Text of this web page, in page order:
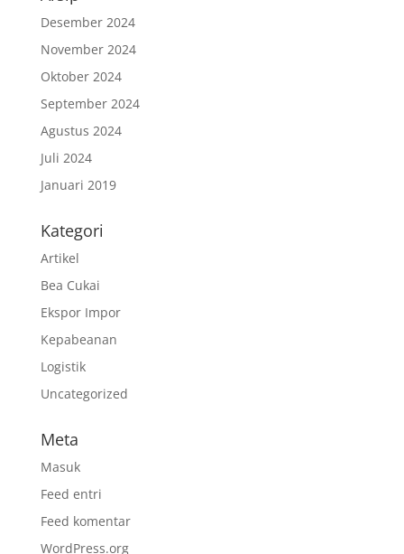
Desember 2024
November 2024
Oktober 2024
September 2024
Agustus 2024
Juli 2024
Januari 2019
Kategori
Artikel
Bea Cukai
Ekspor Impor
Kepabeanan
Logistik
Uncategorized
Meta
Masuk
Feed entri
Feed komentar
WordPress.org